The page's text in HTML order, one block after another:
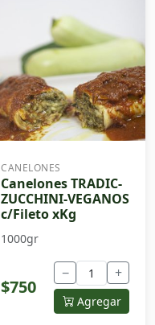
CANELONES
Canelones TRADIC-
ZUCCHINI-VEGANOS
c/Fileto xKg
1000gr
$750
− +
Agregar